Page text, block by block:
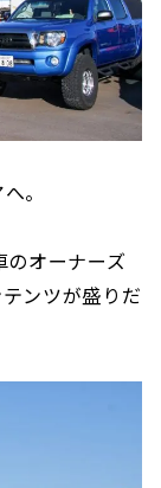
。
のオーナーズ
ンツが盛りだ